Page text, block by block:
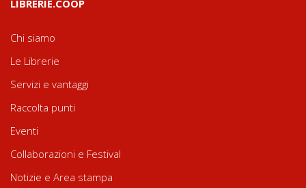
LIBRERIE.COOP
Chi siamo
Le Librerie
Servizi e vantaggi
Raccolta punti
Eventi
Collaborazioni e Festival
Notizie e Area stampa